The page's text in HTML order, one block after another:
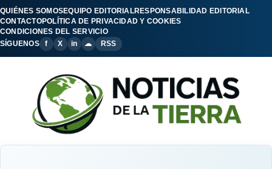
QUIÉNES SOMOSEQUIPO EDITORIALRESPONSABILIDAD EDITORIAL
CONTACTOPOLÍTICA DE PRIVACIDAD Y COOKIES
CONDICIONES DEL SERVICIO
SÍGUENOS
f X in ☁ RSS